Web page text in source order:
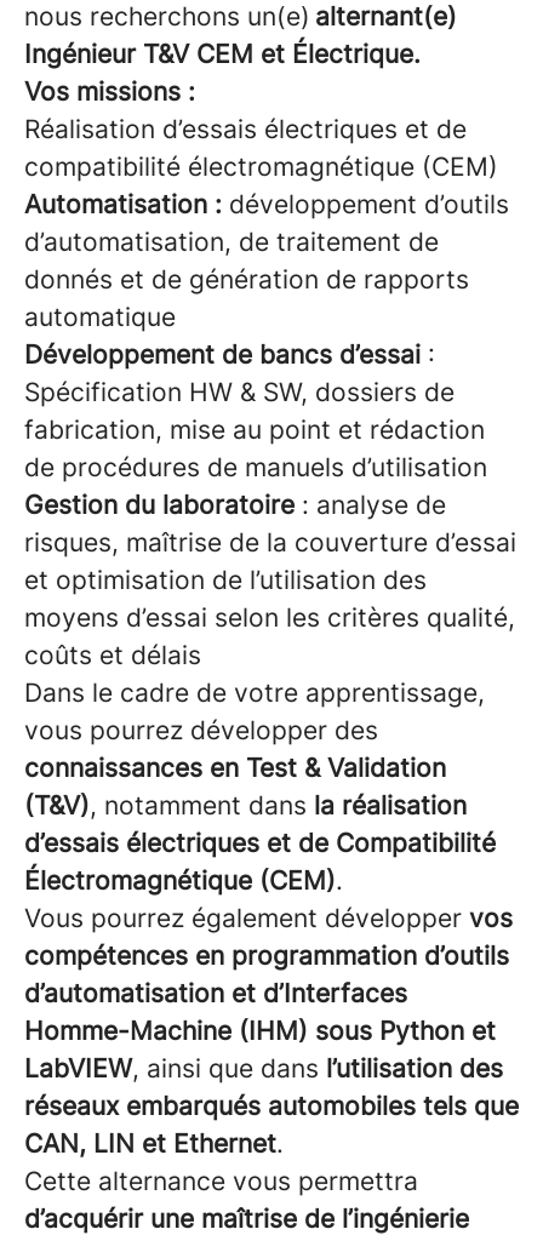
nous recherchons un(e) alternant(e)
Ingénieur T&V CEM et Électrique.
Vos missions :
Réalisation d’essais électriques et de
compatibilité électromagnétique (CEM)
Automatisation : développement d’outils
d’automatisation, de traitement de
donnés et de génération de rapports
automatique
Développement de bancs d’essai :
Spécification HW & SW, dossiers de
fabrication, mise au point et rédaction
de procédures de manuels d’utilisation
Gestion du laboratoire : analyse de
risques, maîtrise de la couverture d’essai
et optimisation de l’utilisation des
moyens d’essai selon les critères qualité,
coûts et délais
Dans le cadre de votre apprentissage,
vous pourrez développer des
connaissances en Test & Validation
(T&V), notamment dans la réalisation
d’essais électriques et de Compatibilité
Électromagnétique (CEM).
Vous pourrez également développer vos
compétences en programmation d’outils
d’automatisation et d’Interfaces
Homme-Machine (IHM) sous Python et
LabVIEW, ainsi que dans l’utilisation des
réseaux embarqués automobiles tels que
CAN, LIN et Ethernet.
Cette alternance vous permettra
d’acquérir une maîtrise de l’ingénierie